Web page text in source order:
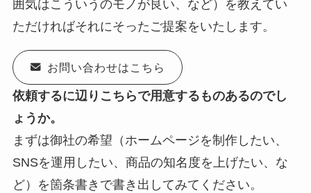
囲気はこういうのモノが良い、など）を教えてい
ただければそれにそったご提案をいたします。
お問い合わせはこちら
依頼するに辺りこちらで用意するものあるのでし
ょうか。
まずは御社の希望（ホームページを制作したい、
SNSを運用したい、商品の知名度を上げたい、な
ど）を箇条書きで書き出してみてください。